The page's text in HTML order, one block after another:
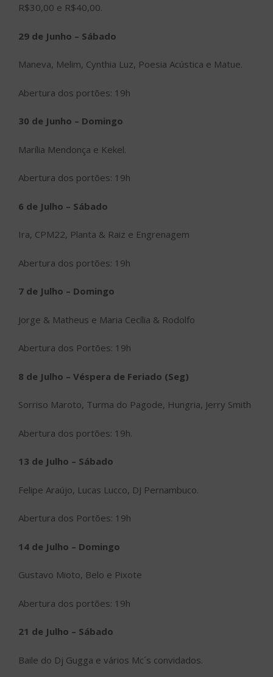
R$30,00 e R$40,00.
29 de Junho – Sábado
Maneva, Melim, Cynthia Luz, Poesia Acústica e Matue.
Abertura dos portões: 19h
30 de Junho – Domingo
Marília Mendonça e Kekel.
Abertura dos portões: 19h
6 de Julho – Sábado
Ira, CPM22, Planta & Raiz e Engrenagem
Abertura dos portões: 19h
7 de Julho – Domingo
Jorge & Matheus e Maria Cecília & Rodolfo
Abertura dos Portões: 19h
8 de Julho – Véspera de Feriado (Seg)
Sorriso Maroto, Turma do Pagode, Hungria, Jerry Smith
Abertura dos portões: 19h.
13 de Julho – Sábado
Felipe Araújo, Lucas Lucco, DJ Pernambuco.
Abertura dos Portões: 19h
14 de Julho – Domingo
Gustavo Mioto, Belo e Pixote
Abertura dos portões: 19h
21 de Julho – Sábado
Baile do Dj Gugga e vários Mc´s convidados.